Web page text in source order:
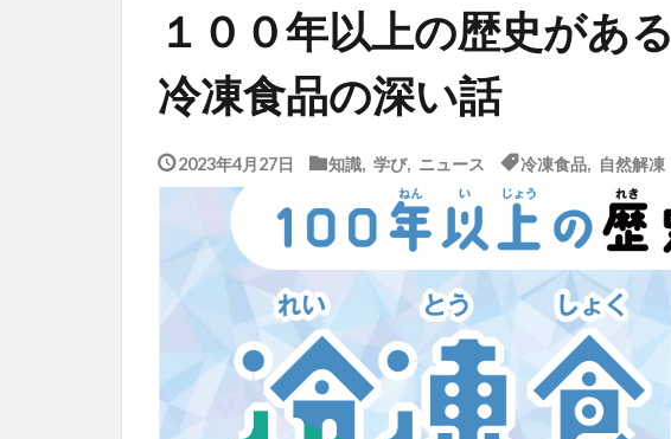
１００年以上の歴史がある
冷凍食品の深い話
2023年4月27日 知識 学び, ニュース 冷凍食品, 自然解凍